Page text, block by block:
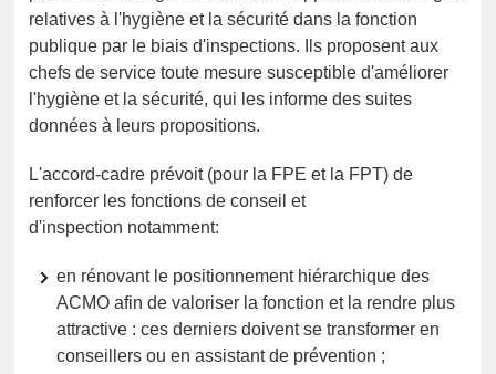
relatives à l'hygiène et la sécurité dans la fonction
publique par le biais d'inspections. Ils proposent aux
chefs de service toute mesure susceptible d'améliorer
l'hygiène et la sécurité, qui les informe des suites
données à leurs propositions.
L'accord-cadre prévoit (pour la FPE et la FPT) de
renforcer les fonctions de conseil et
d'inspection notamment:
en rénovant le positionnement hiérarchique des
ACMO afin de valoriser la fonction et la rendre plus
attractive : ces derniers doivent se transformer en
conseillers ou en assistant de prévention ;